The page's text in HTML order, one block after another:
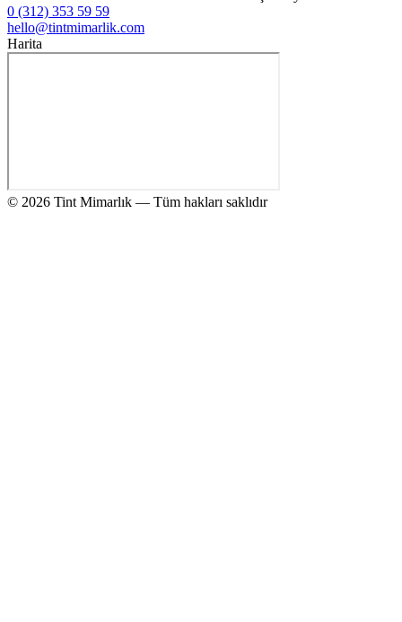
0 (312) 353 59 59
hello@tintmimarlik.com
Harita
© 2026 Tint Mimarlık — Tüm hakları saklıdır